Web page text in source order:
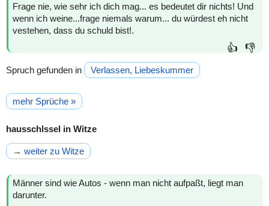
Frage nie, wie sehr ich dich mag... es bedeutet dir nichts! Und
wenn ich weine...frage niemals warum... du würdest eh nicht
vestehen, dass du schuld bist!.
👍 👎
Spruch gefunden in Verlassen, Liebeskummer
mehr Sprüche »
hausschlssel in Witze
→ weiter zu Witze
Männer sind wie Autos - wenn man nicht aufpaßt, liegt man
darunter.